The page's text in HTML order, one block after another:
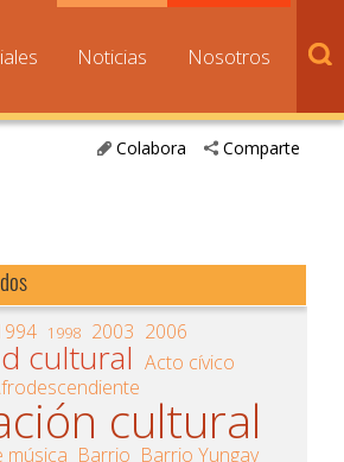
Noticias Nosotros
Comparte
Colabora
1998 2003 2006
cultural Acto cívico
cultural
música Barrio Barrio Yungay